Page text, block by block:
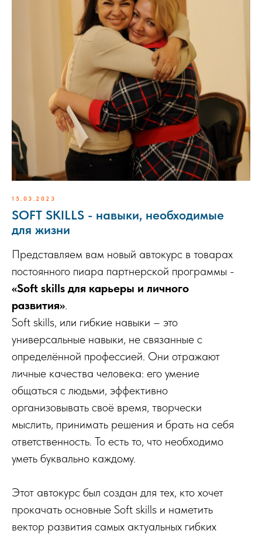
15.03.2023
SOFT SKILLS - навыки, необходимые
для жизни
Представляем вам новый автокурс в товарах
постоянного пиара партнерской программы -
«Soft skills для карьеры и личного
развития».
Soft skills, или гибкие навыки – это
универсальные навыки, не связанные с
определённой профессией. Они отражают
личные качества человека: его умение
общаться с людьми, эффективно
организовывать своё время, творчески
мыслить, принимать решения и брать на себя
ответственность. То есть то, что необходимо
уметь буквально каждому.
Этот автокурс был создан для тех, кто хочет
прокачать основные Soft skills и наметить
вектор развития самых актуальных гибких